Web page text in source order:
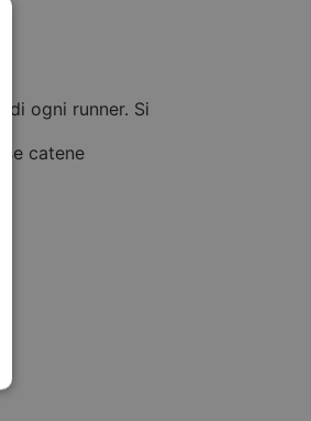
ogni runner. Si
catene